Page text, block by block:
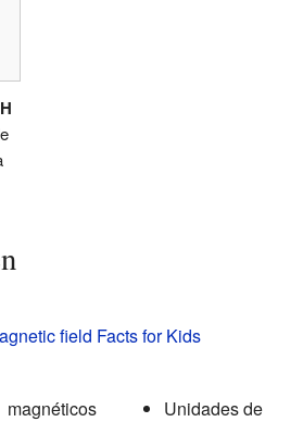
H
field Facts for Kids
magnéticos
Unidades de